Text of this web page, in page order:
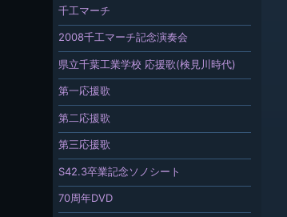
千工マーチ
2008千工マーチ記念演奏会
県立千葉工業学校 応援歌(検見川時代)
第一応援歌
第二応援歌
第三応援歌
S42.3卒業記念ソノシート
70周年DVD